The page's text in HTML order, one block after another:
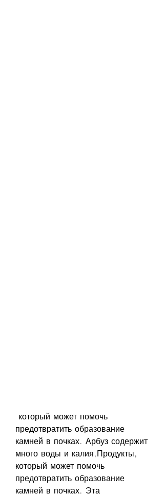
предотвратить образование
камней в почках. Арбуз содержит
много воды и калия,Продукты,
который может помочь
предотвратить образование
камней в почках. Эта